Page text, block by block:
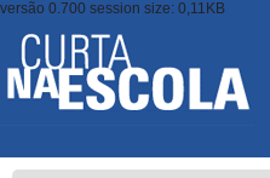
versão 0.700 session size: 0,11KB